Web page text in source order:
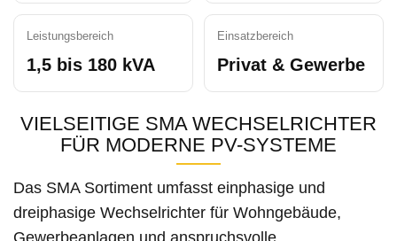
Leistungsbereich
1,5 bis 180 kVA
Einsatzbereich
Privat & Gewerbe
VIELSEITIGE SMA WECHSELRICHTER
FÜR MODERNE PV-SYSTEME
Das SMA Sortiment umfasst einphasige und
dreiphasige Wechselrichter für Wohngebäude,
Gewerbeanlagen und anspruchsvolle